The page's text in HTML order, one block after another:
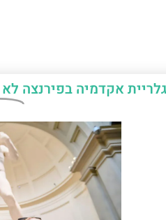
אקדמיה בפירנצה